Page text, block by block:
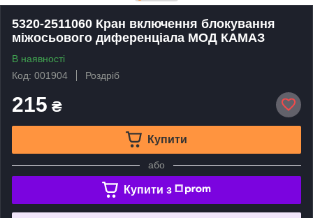
5320-2511060 Кран включення блокування
міжосьового диференціала МОД КАМАЗ
В наявності
Код: 001904
Роздріб
215 ₴
Купити
або
Купити з